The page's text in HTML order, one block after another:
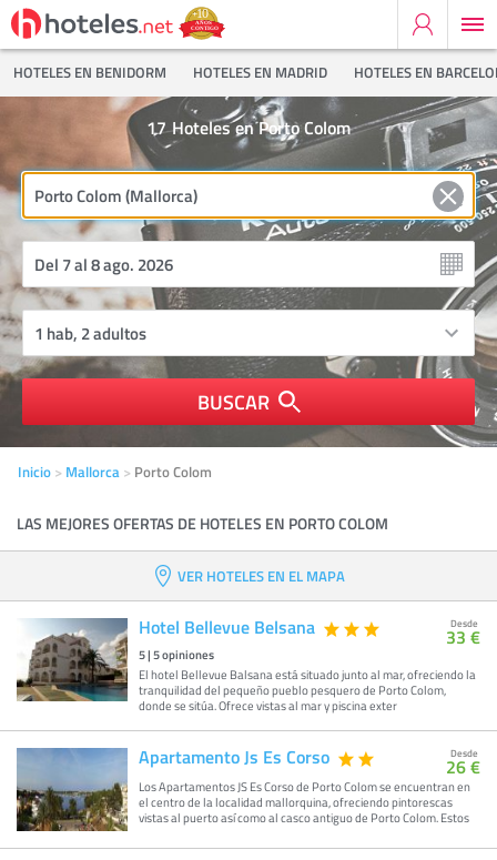
HOTELES EN BENIDORM HOTELES EN MADRID HOTELES EN
Hoteles en Porto Colom
17
BUSCAR
Inicio Mallorca Porto Colom
LAS MEJORES OFERTAS DE HOTELES EN PORTO COLOM
VER HOTELES EN EL MAPA
Hotel Bellevue Belsana
5|5opiniones
El hotel Bellevue Balsana está situado junto al mar, ofreciendo la
tranquilidad del pequeño pueblo pesquero de Porto Colom,
donde se sitúa. Ofrece vistas al mar y piscina exter
Desde
33 €
Apartamento Js Es Corso
Los Apartamentos JS Es Corso de Porto Colom se encuentran en
el centro de la localidad mallorquina, ofreciendo pintorescas
vistas al puerto así como al casco antiguo de Porto Colom. Estos
Desde
26 €